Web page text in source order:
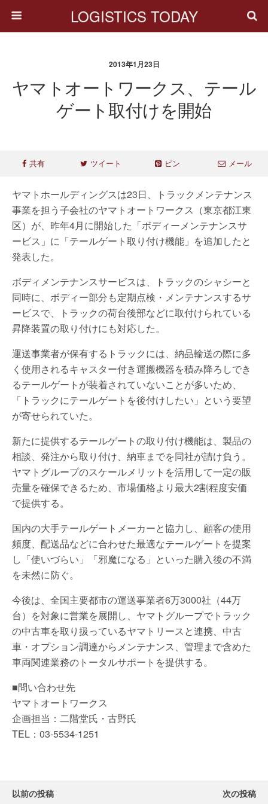
LOGISTICS TODAY
2013年1月23日
ヤマトオートワークス、テール
ゲート取付けを開始
共有 ツイート ピン メール
ヤマトホールディングスは23日、トラックメンテナンス
事業を担う子会社のヤマトオートワークス（東京都江東
区）が、昨年4月に開始した「ボディーメンテナンスサ
ービス」に「テールゲート取り付け機能」を追加したと
発表した。
ボディメンテナンスサービスは、トラックのシャシーと
同時に、ボディー部分も定期点検・メンテナンスするサ
ービスで、トラックの荷台後部などに取付けられている
昇降装置の取り付けにも対応した。
運送事業者が保有するトラックには、納品輸送の際に多
く使用されるキャスター付き運搬機器を積み降ろしでき
るテールゲートが装着されていないことが多いため、
「トラックにテールゲートを後付けしたい」という要望
が寄せられていた。
新たに提供するテールゲートの取り付け機能は、製品の
相談、発注から取り付け、納車までを同社が請け負う。
ヤマトグループのスケールメリットを活用して一定の販
売量を確保できるため、市場価格より最大2割程度安価
で提供する。
国内の大手テールゲートメーカーと協力し、顧客の使用
頻度、配送品などに合わせた最適なテールゲートを提案
し「使いづらい」「邪魔になる」といった購入後の不満
を未然に防ぐ。
今後は、全国主要都市の運送事業者6万3000社（44万
台）を対象に営業を展開し、ヤマトグループでトラック
の中古車を取り扱っているヤマトリースと連携、中古
車・オプション調達からメンテナンス、管理まで含めた
車両関連業務のトータルサポートを提供する。
■問い合わせ先
ヤマトオートワークス
企画担当：二階堂氏・古野氏
TEL：03-5534-1251
以前の投稿 次の投稿